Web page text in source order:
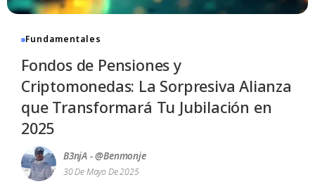
Fundamentales
Fondos de Pensiones y
Criptomonedas: La Sorpresiva Alianza
que Transformará Tu Jubilación en
2025
B3njA - @benmonje
30 De Mayo De 2025